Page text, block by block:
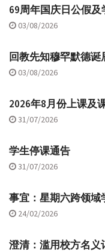
69周年国庆日公假
03/08/2026
回教先知穆罕默德诞
03/08/2026
2026年8月份上课及
31/07/2026
学生停课通告
31/07/2026
事宜：星期六跨领域
24/02/2026
澄清：滥用校方名义